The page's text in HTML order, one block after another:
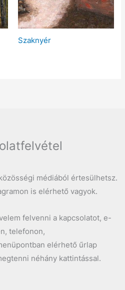
Szaknyér
médiából értesülhetsz.
is elérhető vagyok.
felvenni a kapcsolatot, e-
telefonon,
elérhető űrlap
néhány kattintással.